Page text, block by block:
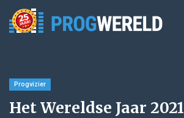
Progvizier
Het Wereldse Jaar 2021